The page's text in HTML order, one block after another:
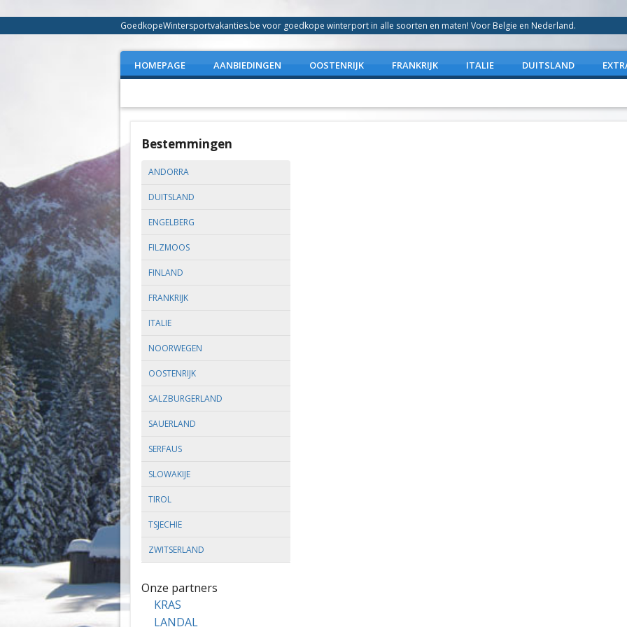
GoedkopeWintersportvakanties.be voor goedkope winterport in alle soorten en maten! Voor Belgie en Nederland.
HOMEPAGE AANBIEDINGEN OOSTENRIJK FRANKRIJK ITALIE DUITSLAND
Bestemmingen
ANDORRA
DUITSLAND
ENGELBERG
FILZMOOS
FINLAND
FRANKRIJK
ITALIE
NOORWEGEN
OOSTENRIJK
SALZBURGERLAND
SAUERLAND
SERFAUS
SLOWAKIJE
TIROL
TSJECHIE
ZWITSERLAND
Onze partners
KRAS
LANDAL